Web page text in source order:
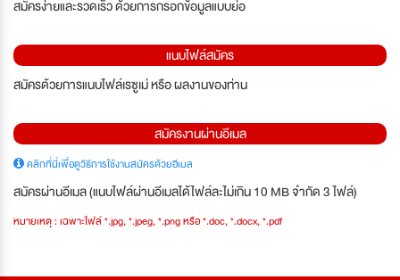
สมัครง่ายและรวดเร็ว ด้วยการกรอกข้อมูลแบบย่อ
แนบไฟล์สมัคร
สมัครด้วยการแนบไฟล์เรซูเม่ หรือ ผลงานของท่าน
สมัครงานผ่านอีเมล
คลิกที่นี่เพื่อดูวิธีการใช้งานสมัครด้วยอีเมล
สมัครผ่านอีเมล (แนบไฟล์ผ่านอีเมลได้ไฟล์ละไม่เกิน 10 MB จำกัด 3 ไฟล์)
หมายเหตุ : เฉพาะไฟล์ *.jpg, *.jpeg, *.png หรือ *.doc, *.docx, *.pdf